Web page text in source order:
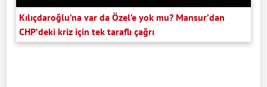
Kılıçdaroğlu’na var da Özel’e yok mu? Mansur’dan
CHP’deki kriz için tek taraflı çağrı